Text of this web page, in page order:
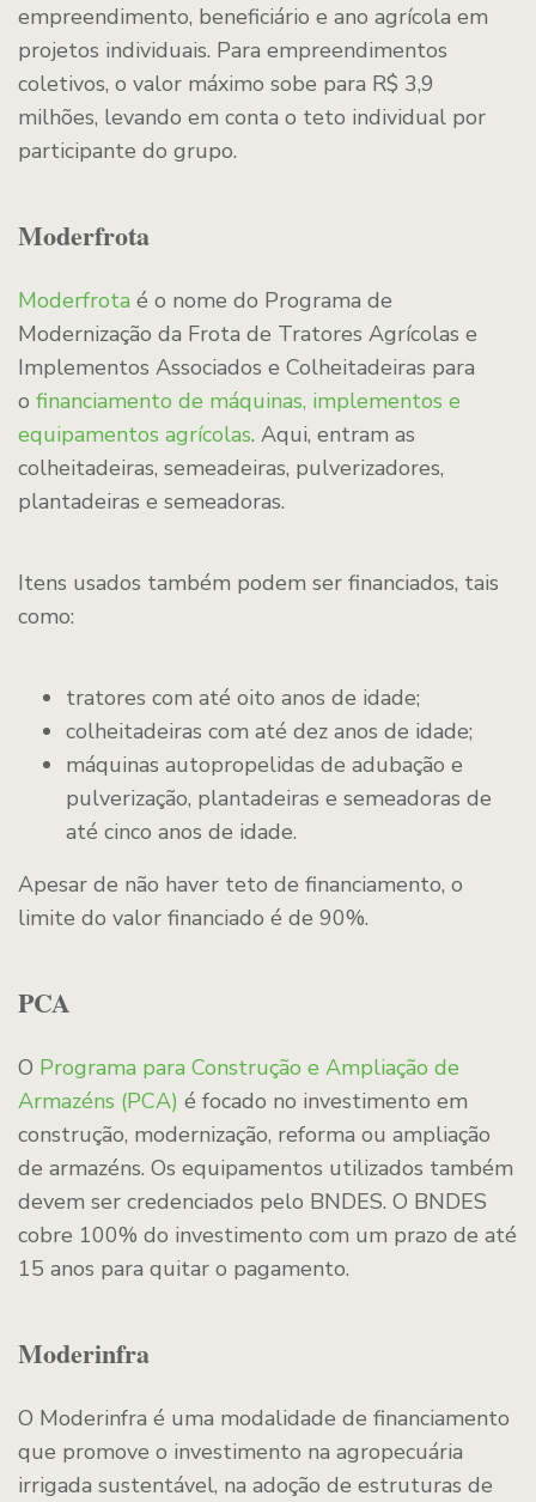
empreendimento, beneficiário e ano agrícola em
projetos individuais. Para empreendimentos
coletivos, o valor máximo sobe para R$ 3,9
milhões, levando em conta o teto individual por
participante do grupo.
Moderfrota
Moderfrota é o nome do Programa de
Modernização da Frota de Tratores Agrícolas e
Implementos Associados e Colheitadeiras para
o financiamento de máquinas, implementos e
equipamentos agrícolas. Aqui, entram as
colheitadeiras, semeadeiras, pulverizadores,
plantadeiras e semeadoras.
Itens usados também podem ser financiados, tais
como:
tratores com até oito anos de idade;
colheitadeiras com até dez anos de idade;
máquinas autopropelidas de adubação e
pulverização, plantadeiras e semeadoras de
até cinco anos de idade.
Apesar de não haver teto de financiamento, o
limite do valor financiado é de 90%.
PCA
O Programa para Construção e Ampliação de
Armazéns (PCA) é focado no investimento em
construção, modernização, reforma ou ampliação
de armazéns. Os equipamentos utilizados também
devem ser credenciados pelo BNDES. O BNDES
cobre 100% do investimento com um prazo de até
15 anos para quitar o pagamento.
Moderinfra
O Moderinfra é uma modalidade de financiamento
que promove o investimento na agropecuária
irrigada sustentável, na adoção de estruturas de